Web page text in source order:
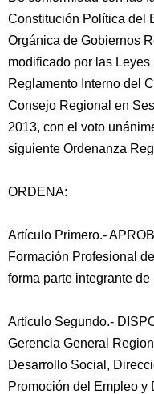
Constitución Política del
Orgánica de Gobiernos
modificado por las Leyes
Reglamento Interno del
Consejo Regional en
2013, con el voto
siguiente Ordenanza
ORDENA:
Artículo Primero.-
Formación Profesional
forma parte integrante
Artículo Segundo.-
Gerencia General
Desarrollo Social,
Promoción del Empleo